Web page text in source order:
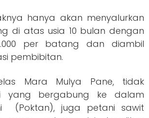
hanya akan menyalurkan
di atas usia 10 bulan dengan
per batang dan diambil
pembibitan.
Mara Mulya Pane, tidak
yang bergabung ke dalam
(Poktan), juga petani sawit